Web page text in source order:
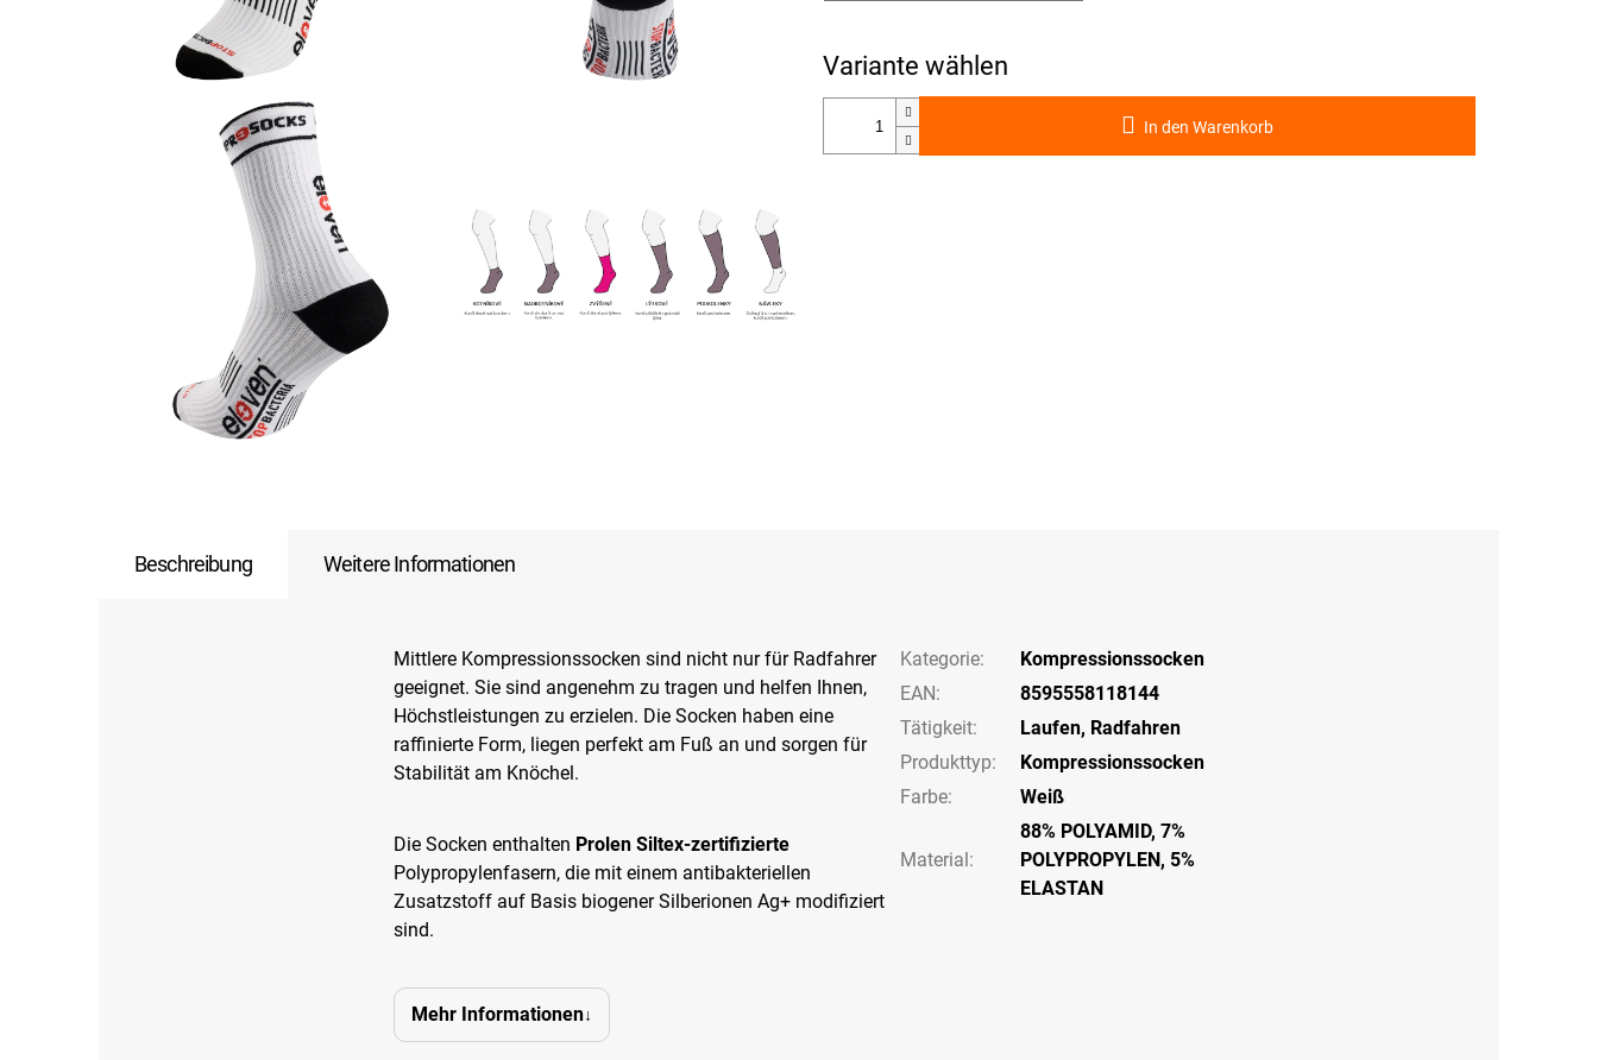
In den Warenkorb
Beschreibung Weitere Informationen
Mittlere Kompressionssocken sind nicht nur für Radfahrer
geeignet. Sie sind angenehm zu tragen und helfen Ihnen,
Höchstleistungen zu erzielen. Die Socken haben eine
raffinierte Form, liegen perfekt am Fuß an und sorgen für
Stabilität am Knöchel.
Die Socken enthalten Prolen Siltex-zertifizierte
Polypropylenfasern, die mit einem antibakteriellen
Zusatzstoff auf Basis biogener Silberionen Ag+ modifiziert
sind.
Mehr Informationen
Kategorie:
Kompressionssocken
EAN:
8595558118144
Tätigkeit: Laufen, Radfahren
Produkttyp:
Kompressionssocken
Farbe: Weiß
Material:
88% POLYAMID, 7%
POLYPROPYLEN, 5%
ELASTAN